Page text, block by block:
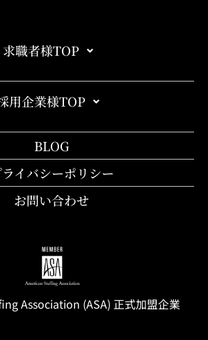
求職者様TOP
用企業様TOP
BLOG
イバシーポリシー
お問い合わせ
Association (ASA) 正式加盟企業